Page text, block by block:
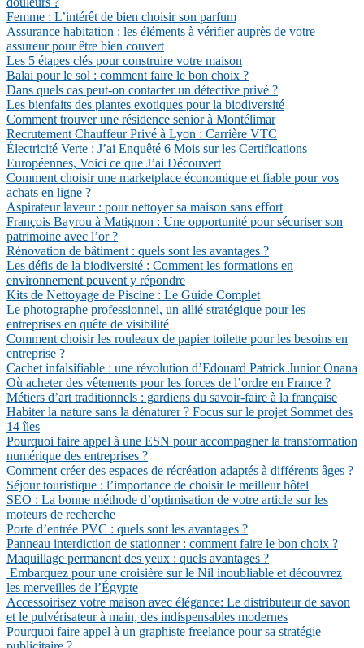
Femme : L’intérêt de bien choisir son parfum
Assurance habitation : les éléments à vérifier auprès de votre
assureur pour être bien couvert
Les 5 étapes clés pour construire votre maison
Balai pour le sol : comment faire le bon choix ?
Dans quels cas peut-on contacter un détective privé ?
Les bienfaits des plantes exotiques pour la biodiversité
Comment trouver une résidence senior à Montélimar
Recrutement Chauffeur Privé à Lyon : Carrière VTC
Électricité Verte : J’ai Enquêté 6 Mois sur les Certifications
Européennes, Voici ce que J’ai Découvert
Comment choisir une marketplace économique et fiable pour vos
achats en ligne ?
Aspirateur laveur : pour nettoyer sa maison sans effort
François Bayrou à Matignon : Une opportunité pour sécuriser son
patrimoine avec l’or ?
Rénovation de bâtiment : quels sont les avantages ?
Les défis de la biodiversité : Comment les formations en
environnement peuvent y répondre
Kits de Nettoyage de Piscine : Le Guide Complet
Le photographe professionnel, un allié stratégique pour les
entreprises en quête de visibilité
Comment choisir les rouleaux de papier toilette pour les besoins en
entreprise ?
Cachet infalsifiable : une révolution d’Edouard Patrick Junior Onana
Où acheter des vêtements pour les forces de l’ordre en France ?
Métiers d’art traditionnels : gardiens du savoir-faire à la française
Habiter la nature sans la dénaturer ? Focus sur le projet Sommet des
14 îles
Pourquoi faire appel à une ESN pour accompagner la transformation
numérique des entreprises ?
Comment créer des espaces de récréation adaptés à différents âges ?
Séjour touristique : l’importance de choisir le meilleur hôtel
SEO : La bonne méthode d’optimisation de votre article sur les
moteurs de recherche
Porte d’entrée PVC : quels sont les avantages ?
Panneau interdiction de stationner : comment faire le bon choix ?
Maquillage permanent des yeux : quels avantages ?
Embarquez pour une croisière sur le Nil inoubliable et découvrez
les merveilles de l’Égypte
Accessoirisez votre maison avec élégance: Le distributeur de savon
et le pulvérisateur à main, des indispensables modernes
Pourquoi faire appel à un graphiste freelance pour sa stratégie